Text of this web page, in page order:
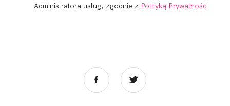
Administratora usług, zgodnie z Polityką Prywatności